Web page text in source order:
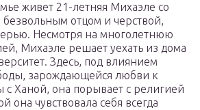
живет 21-летняя Михаэле со
отцом и черствой,
Несмотря на многолетнюю
Михаэле решает уехать из дома
Здесь, под влиянием
зарождающейся любви к
Ханой, она порывает с религией
она чувствовала себя всегда